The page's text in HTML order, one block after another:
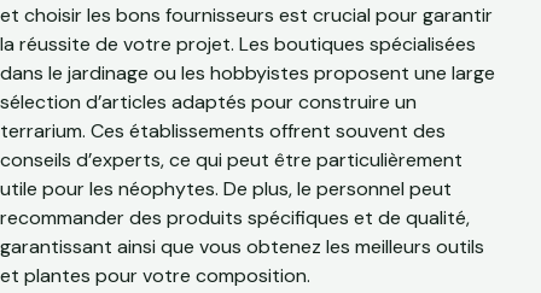
et choisir les bons fournisseurs est crucial pour garantir
la réussite de votre projet. Les boutiques spécialisées
dans le jardinage ou les hobbyistes proposent une large
sélection d’articles adaptés pour construire un
terrarium. Ces établissements offrent souvent des
conseils d’experts, ce qui peut être particulièrement
utile pour les néophytes. De plus, le personnel peut
recommander des produits spécifiques et de qualité,
garantissant ainsi que vous obtenez les meilleurs outils
et plantes pour votre composition.